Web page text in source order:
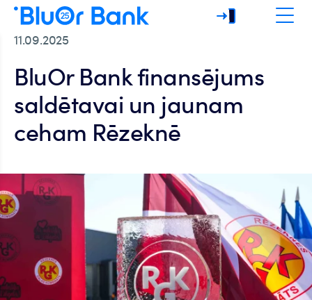
11.09.2025
BluOr Bank finansējums
saldētavai un jaunam
ceham Rēzeknē